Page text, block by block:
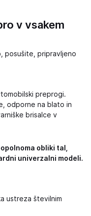
v vsakem
posušite, pripravljeno
preprogi.
odporne na blato in
brisalce v
obliki tal,
univerzalni modeli.
ustreza številnim